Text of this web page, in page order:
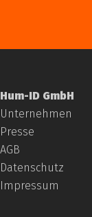
Hum-ID GmbH
Unternehmen
Presse
AGB
Datenschutz
Impressum